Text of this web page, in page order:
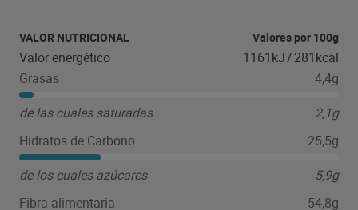
VALOR NUTRICIONAL Valores por 100g
Valor energético 1161kJ/281kcal
Grasas
4,4g
de las cuales saturadas
2,1g
Hidratos de Carbono
25,5g
de los cuales azúcares
5,9g
Fibra alimentaria
54,8g